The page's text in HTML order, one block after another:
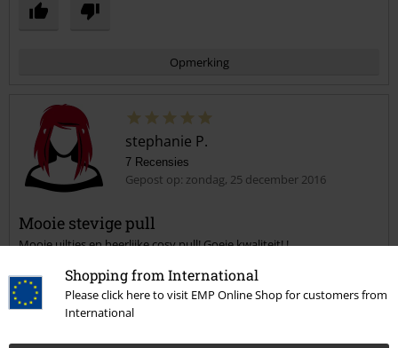
Shopping from International
Please click here to visit EMP Online Shop for customers from
International
Opmerking
Commentaar versturen
stephanie P.
7 Recensies
Gepost op: zondag, 25 december 2016
Mooie stevige pull
Mooie uiltjes en heerlijke cosy pull! Goeie kwaliteit! !